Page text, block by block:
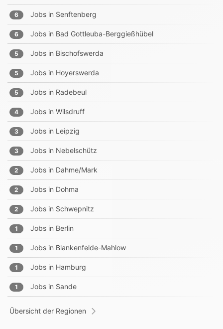
6 Jobs in Senftenberg
6 Jobs in Bad Gottleuba-Berggießhübel
5 Jobs in Bischofswerda
5 Jobs in Hoyerswerda
5 Jobs in Radebeul
4 Jobs in Wilsdruff
3 Jobs in Leipzig
3 Jobs in Nebelschütz
2 Jobs in Dahme/Mark
2 Jobs in Dohma
2 Jobs in Schwepnitz
1 Jobs in Berlin
1 Jobs in Blankenfelde-Mahlow
1 Jobs in Hamburg
1 Jobs in Sande
Übersicht der Regionen